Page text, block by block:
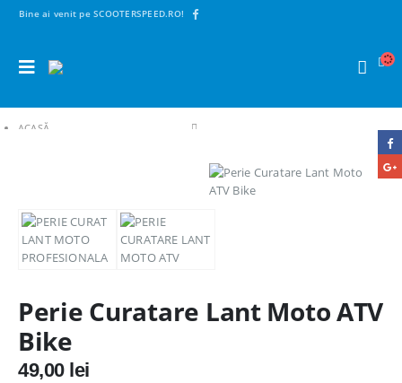
Bine ai venit pe SCOOTERSPEED.RO!
ACASĂ
Perie Curatare Lant Moto ATV
Bike
49,00 lei